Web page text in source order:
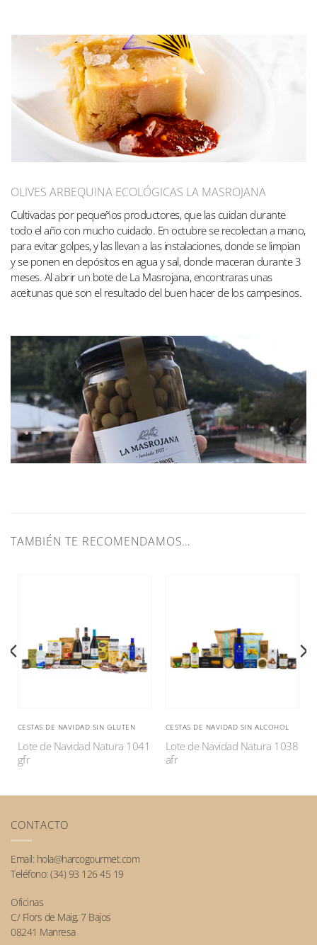
OLIVES ARBEQUINA ECOLÓGICAS LA MASROJANA
Cultivadas por pequeños productores, que las cuidan durante
todo el año con mucho cuidado. En octubre se recolectan a mano,
para evitar golpes, y las llevan a las instalaciones, donde se limpian
y se ponen en depósitos en agua y sal, donde maceran durante 3
meses. Al abrir un bote de La Masrojana, encontraras unas
aceitunas que son el resultado del buen hacer de los campesinos.
TAMBIÉN TE RECOMENDAMOS…
CESTAS DE NAVIDAD SIN GLUTEN
Lote de Navidad Natura 1041
gfr
CESTAS DE NAVIDAD SIN ALCOHOL
Lote de Navidad Natura 1038
afr
CONTACTO
Email: hola@harcogourmet.com
Teléfono: (34) 93 126 45 19
Oficinas
C/ Flors de Maig, 7 Bajos
08241 Manresa